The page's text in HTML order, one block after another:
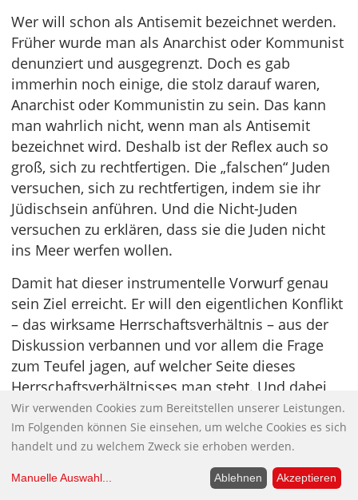
Wer will schon als Antisemit bezeichnet werden.
Früher wurde man als Anarchist oder Kommunist
denunziert und ausgegrenzt. Doch es gab
immerhin noch einige, die stolz darauf waren,
Anarchist oder Kommunistin zu sein. Das kann
man wahrlich nicht, wenn man als Antisemit
bezeichnet wird. Deshalb ist der Reflex auch so
groß, sich zu rechtfertigen. Die „falschen“ Juden
versuchen, sich zu rechtfertigen, indem sie ihr
Jüdischsein anführen. Und die Nicht-Juden
versuchen zu erklären, dass sie die Juden nicht
ins Meer werfen wollen.
Damit hat dieser instrumentelle Vorwurf genau
sein Ziel erreicht. Er will den eigentlichen Konflikt
– das wirksame Herrschaftsverhältnis – aus der
Diskussion verbannen und vor allem die Frage
zum Teufel jagen, auf welcher Seite dieses
Herrschaftsverhältnisses man steht. Und dabei
geht es nicht nur um eine politische Haltung,
sondern um die Rechtfertigung seiner eigenen
Inklusion. Denn selbstverständlich wissen viele,
dass der Israel-Palästina-Konflikt (der Krieg auf
dem Boden der Ukraine) auch der
Wir verwenden Cookies zum Bereitstellen unserer Leistungen.
Im Folgenden können Sie einsehen, um welche Cookies es sich
handelt und zu welchem Zweck sie erhoben werden.
Manuelle Auswahl... Ablehnen Akzeptieren